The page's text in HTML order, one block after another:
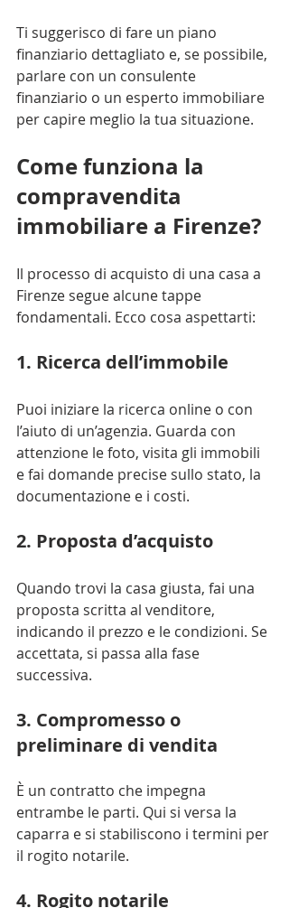
Ti suggerisco di fare un piano
finanziario dettagliato e, se possibile,
parlare con un consulente
finanziario o un esperto immobiliare
per capire meglio la tua situazione.
Come funziona la
compravendita
immobiliare a Firenze?
Il processo di acquisto di una casa a
Firenze segue alcune tappe
fondamentali. Ecco cosa aspettarti:
1. Ricerca dell’immobile
Puoi iniziare la ricerca online o con
l’aiuto di un’agenzia. Guarda con
attenzione le foto, visita gli immobili
e fai domande precise sullo stato, la
documentazione e i costi.
2. Proposta d’acquisto
Quando trovi la casa giusta, fai una
proposta scritta al venditore,
indicando il prezzo e le condizioni. Se
accettata, si passa alla fase
successiva.
3. Compromesso o
preliminare di vendita
È un contratto che impegna
entrambe le parti. Qui si versa la
caparra e si stabiliscono i termini per
il rogito notarile.
4. Rogito notarile